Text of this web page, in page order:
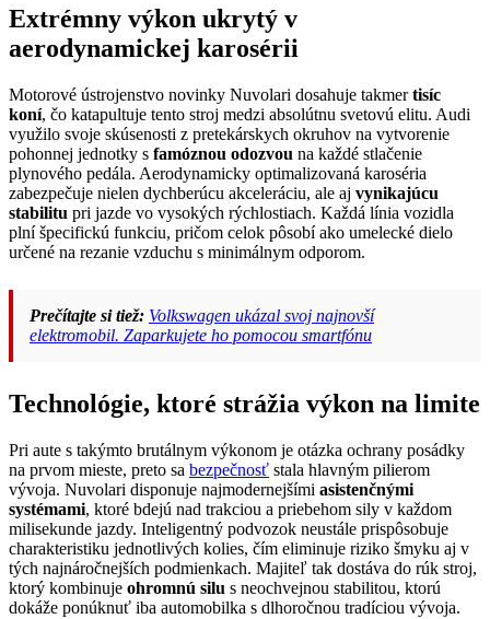
Extrémny výkon ukrytý v
aerodynamickej karosérii
Motorové ústrojenstvo novinky Nuvolari dosahuje takmertisíc
koní, čo katapultuje tento stroj medzi absolútnu svetovú elitu. Audi
využilo svoje skúsenosti z pretekárskych okruhov na vytvorenie
pohonnej jednotky s famóznou odozvou na každé stlačenie
plynového pedála. Aerodynamicky optimalizovaná karoséria
zabezpečuje nielen dychberúcu akceleráciu, ale aj vynikajúcu
stabilitu pri jazde vo vysokých rýchlostiach. Každá línia vozidla
plní špecifickú funkciu, pričom celok pôsobí ako umelecké dielo
určené na rezanie vzduchu s minimálnym odporom.
Prečítajte si tiež: Volkswagen ukázal svoj najnovší
elektromobil. Zaparkujete ho pomocou smartfónu
Technológie, ktoré strážia výkon na limite
Pri aute s takýmto brutálnym výkonom je otázka ochrany posádky
na prvom mieste, preto sa bezpečnosť stala hlavným pilierom
vývoja. Nuvolari disponuje najmodernejšími asistenčnými
systémami, ktoré bdejú nad trakciou a priebehom sily v každom
milisekunde jazdy. Inteligentný podvozok neustále prispôsobuje
charakteristiku jednotlivých kolies, čím eliminuje riziko šmyku aj v
tých najnáročnejších podmienkach. Majiteľ tak dostáva do rúk stroj,
ktorý kombinuje ohromnú silu s neochvejnou stabilitou, ktorú
dokáže ponúknuť iba automobilka s dlhoročnou tradíciou vývoja.